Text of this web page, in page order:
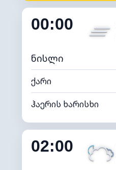
00:00
ნისლი
ქარი
ჰაერის ხარისხი
შიდა ტენიანობა
ნამის წერტილი
02:00